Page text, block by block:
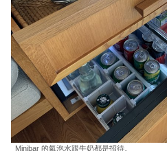
Minibar 的氣泡水跟牛奶都是招待。